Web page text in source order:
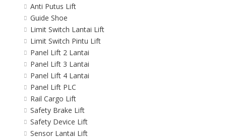
Anti Putus Lift
Guide Shoe
Limit Switch Lantai Lift
Limit Switch Pintu Lift
Panel Lift 2 Lantai
Panel Lift 3 Lantai
Panel Lift 4 Lantai
Panel Lift PLC
Rail Cargo Lift
Safety Brake Lift
Safety Device Lift
Sensor Lantai Lift